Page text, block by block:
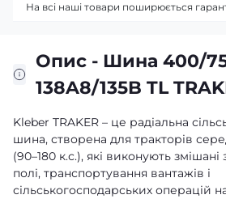
Опис - Шина 400/
138A8/135B TL
Kleber TRAKER – це радіальна
шина, створена для тракторів
(90–180 к.с.), які виконують
полі, транспортування вантажів і
сільськогосподарських операцій
На всі наші товари поширюється